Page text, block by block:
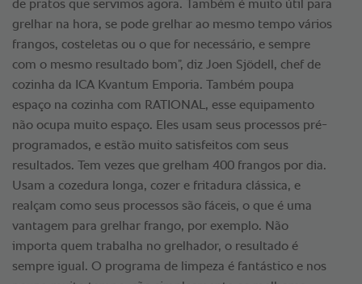
de pratos que servimos agora. Também é muito útil para
grelhar na hora, se pode grelhar ao mesmo tempo vários
frangos, costeletas ou o que for necessário, e sempre
com o mesmo resultado bom”, diz Joen Sjödell, chef de
cozinha da ICA Kvantum Emporia. Também poupa
espaço na cozinha com RATIONAL, esse equipamento
não ocupa muito espaço. Eles usam seus processos pré-
programados, e estão muito satisfeitos com seus
resultados. Tem vezes que grelham 400 frangos por dia.
Usam a cozedura longa, cozer e fritadura clássica, e
realçam como seus processos são fáceis, o que é uma
vantagem para grelhar frango, por exemplo. Não
importa quem trabalha no grelhador, o resultado é
sempre igual. O programa de limpeza é fantástico e nos